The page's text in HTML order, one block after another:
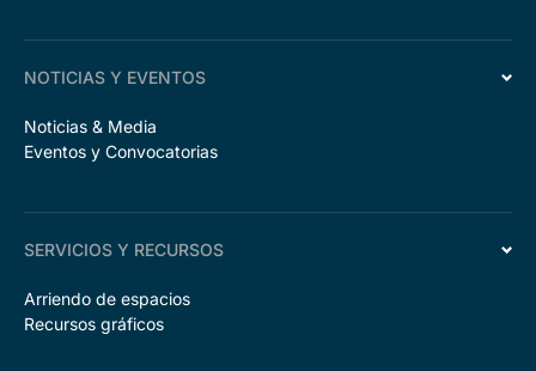
NOTICIAS Y EVENTOS
Noticias & Media
Eventos y Convocatorias
SERVICIOS Y RECURSOS
Arriendo de espacios
Recursos gráficos